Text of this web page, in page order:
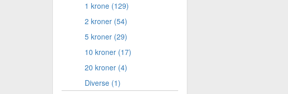
1 krone (129)
2 kroner (54)
5 kroner (29)
10 kroner (17)
20 kroner (4)
Diverse (1)